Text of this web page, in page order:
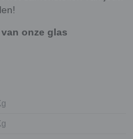
onze glas